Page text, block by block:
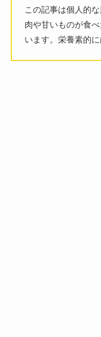
この記事は個人的
肉や甘いものが食
います。栄養素的